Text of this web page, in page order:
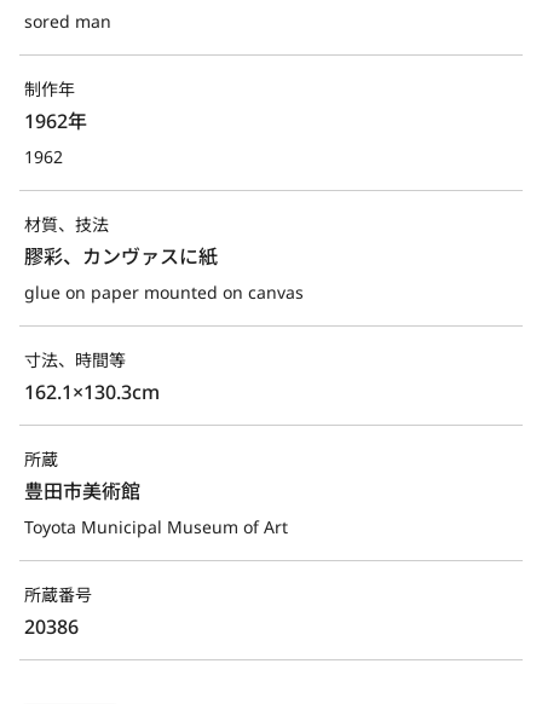
sored man
制作年
1962年
1962
材質、技法
膠彩、カンヴァスに紙
glue on paper mounted on canvas
寸法、時間等
162.1×130.3cm
所蔵
豊田市美術館
Toyota Municipal Museum of Art
所蔵番号
20386